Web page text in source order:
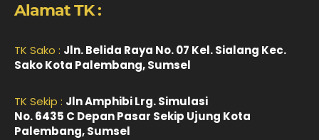
Alamat TK :
TK Sako : Jln. Belida Raya No. 07 Kel. Sialang Kec.
Sako Kota Palembang, Sumsel
TK Sekip : Jln Amphibi Lrg. Simulasi
No. 6435 C Depan Pasar Sekip Ujung Kota
Palembang, Sumsel